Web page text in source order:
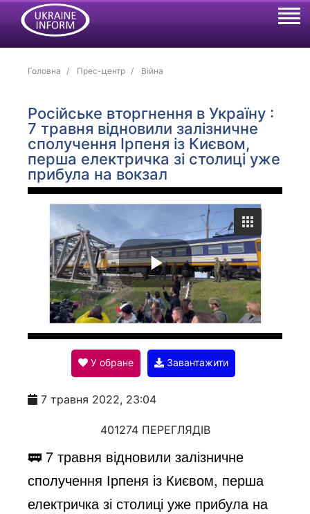
Головна Прес-центр Війна
Російське вторгнення в Україну :
7 травня відновили залізничне
сполучення Ірпеня із Києвом,
перша електричка зі столиці уже
прибула на вокзал
P
l
a
y
V
У обране Завантажити
7 травня 2022, 23:04
401274 ПЕРЕГЛЯДІВ
🚃 7 травня відновили залізничне
сполучення Ірпеня із Києвом, перша
електричка зі столиці уже прибула на